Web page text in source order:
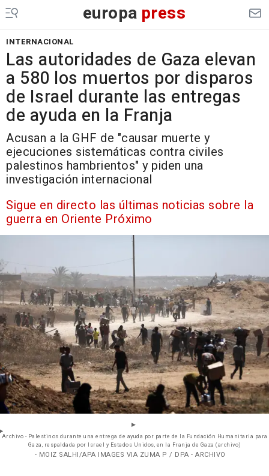
europa press
INTERNACIONAL
Las autoridades de Gaza elevan
a 580 los muertos por disparos
de Israel durante las entregas
de ayuda en la Franja
Acusan a la GHF de "causar muerte y
ejecuciones sistemáticas contra civiles
palestinos hambrientos" y piden una
investigación internacional
Sigue en directo las últimas noticias sobre la
guerra en Oriente Próximo
Archivo - Palestinos durante una entrega de ayuda por parte de la Fundación Humanitaria para
Gaza, respaldada por Israel y Estados Unidos, en la Franja de Gaza (archivo)
- MOIZ SALHI/APA IMAGES VIA ZUMA P / DPA - ARCHIVO